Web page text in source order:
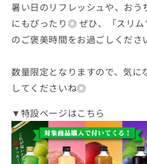
暑い日のリフレッシュや、おう
にもぴったり◎ ぜひ、「スリ
のご褒美時間をお過ごしくださ
数量限定となりますので、気に
してくださいね◎
▼特設ページはこちら